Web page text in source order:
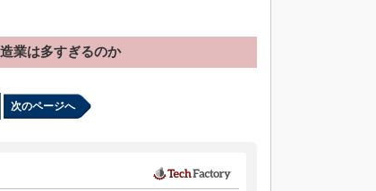
業は多すぎるのか
次のページへ